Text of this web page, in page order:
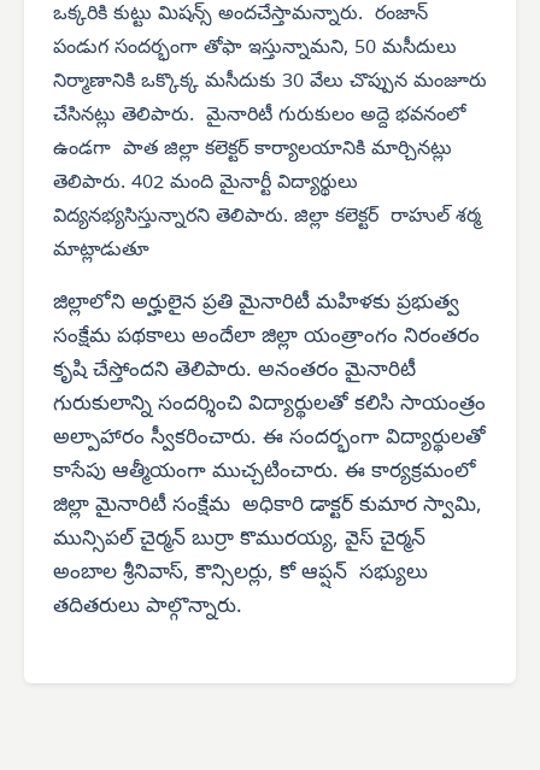
ఒక్కరికి కుట్టు మిషన్స్ అందచేస్తామన్నారు. రంజాన్
పండుగ సందర్భంగా తోఫా ఇస్తున్నామని, 50 మసీదులు
నిర్మాణానికి ఒక్కొక్క మసీదుకు 30 వేలు చొప్పున మంజూరు
చేసినట్లు తెలిపారు. మైనారిటీ గురుకులం అద్దె భవనంలో
ఉండగా పాత జిల్లా కలెక్టర్ కార్యాలయానికి మార్చినట్లు
తెలిపారు. 402 మంది మైనార్టీ విద్యార్థులు
విద్యనభ్యసిస్తున్నారని తెలిపారు. జిల్లా కలెక్టర్ రాహుల్ శర్మ
మాట్లాడుతూ
జిల్లాలోని అర్హులైన ప్రతి మైనారిటీ మహిళకు ప్రభుత్వ
సంక్షేమ పథకాలు అందేలా జిల్లా యంత్రాంగం నిరంతరం
కృషి చేస్తోందని తెలిపారు. అనంతరం మైనారిటీ
గురుకులాన్ని సందర్శించి విద్యార్థులతో కలిసి సాయంత్రం
అల్పాహారం స్వీకరించారు. ఈ సందర్భంగా విద్యార్థులతో
కాసేపు ఆత్మీయంగా ముచ్చటించారు. ఈ కార్యక్రమంలో
జిల్లా మైనారిటీ సంక్షేమ అధికారి డాక్టర్ కుమార స్వామి,
మున్సిపల్ చైర్మన్ బుర్రా కొమురయ్య, వైస్ చైర్మన్
అంబాల శ్రీనివాస్, కౌన్సిలర్లు, కో ఆప్షన్ సభ్యులు
తదితరులు పాల్గొన్నారు.